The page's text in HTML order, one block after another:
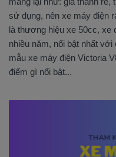
sử dụng, nên xe máy điện
là thương hiệu xe 50cc, xe
nhiều năm, nổi bật nhất
mẫu xe máy điện Victoria
điểm gì nổi bật...